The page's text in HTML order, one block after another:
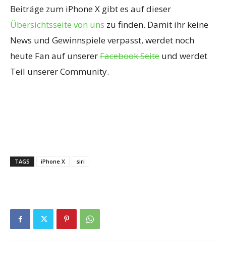
Beiträge zum iPhone X gibt es auf dieser
Übersichtsseite von uns zu finden. Damit ihr keine
News und Gewinnspiele verpasst, werdet noch
heute Fan auf unsererFacebook Seite und werdet
Teil unserer Community.
TAGS iPhone X siri